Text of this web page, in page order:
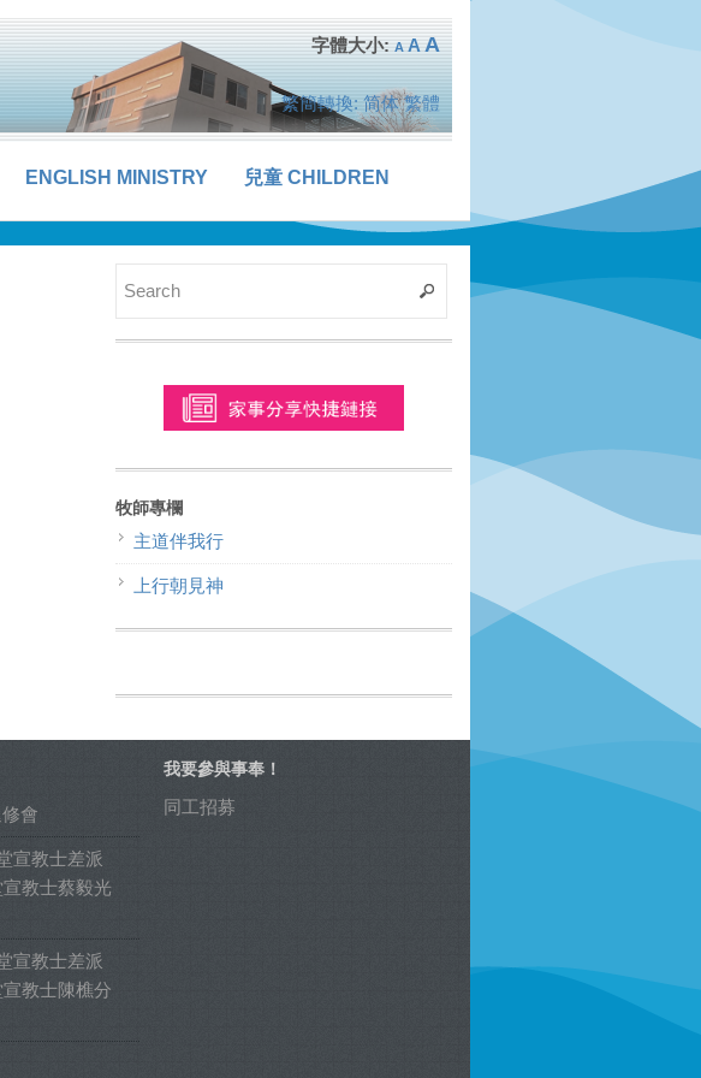
A A A
繁簡轉換: 简体 繁體
ENGLISH MINISTRY 兒童 CHILDREN
牧師專欄
主道伴我行
上行朝見神
會
宣教士差派
教士蔡毅光
宣教士差派
教士陳樵分
我要參與事奉！
同工招募